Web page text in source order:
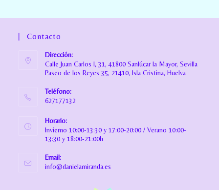
Contacto
Dirección:
Calle Juan Carlos I, 31, 41800 Sanlúcar la Mayor, Sevilla
Paseo de los Reyes 35, 21410, Isla Cristina, Huelva
Teléfono:
627177132
Horario:
Invierno 10:00-13:30 y 17:00-20:00 / Verano 10:00-
13:30 y 18:00-21:00h
Email:
info@danielamiranda.es